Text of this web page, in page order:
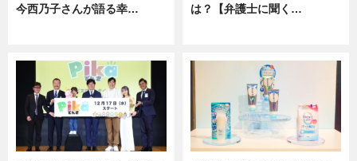
今西乃子さんが語る幸…
は？【弁護士に聞く…